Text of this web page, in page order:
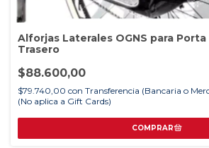
Alforjas Laterales OGNS para Porta
Trasero
$88.600,00
$79.740,00 con Transferencia (Bancaria o
(No aplica a Gift Cards)